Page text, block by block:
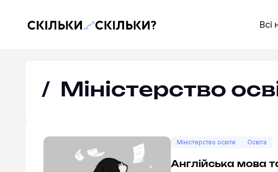
Скільки-скільки? — Медіа про суспільні дані Всі
Міністерство
Міністерство освіти Освіта
Англійська мова